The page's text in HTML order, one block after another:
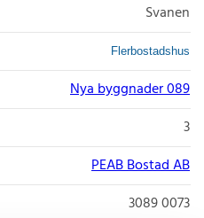
Svanen
Flerbostadshus
Nya byggnader 089
3
PEAB Bostad AB
3089 0073